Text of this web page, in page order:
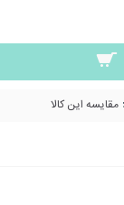
مقایسه این کالا